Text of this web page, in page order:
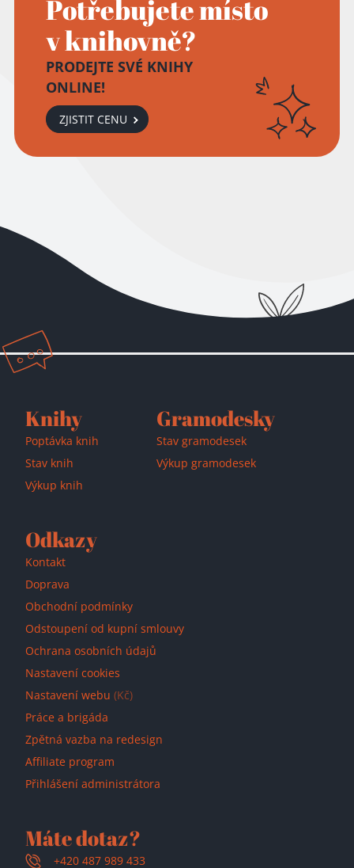
Potřebujete místo
v knihovně?
PRODEJTE SVÉ KNIHY
ONLINE!
ZJISTIT CENU
Přidáno do košíku!
Knihy
Poptávka knih
Stav knih
Výkup knih
Gramodesky
Stav gramodesek
Výkup gramodesek
Odkazy
Kontakt
Doprava
Obchodní podmínky
Odstoupení od kupní smlouvy
Ochrana osobních údajů
Nastavení cookies
Nastavení webu (Kč)
Práce a brigáda
Zpětná vazba na redesign
Affiliate program
Přihlášení administrátora
Máte dotaz?
+420 487 989 433